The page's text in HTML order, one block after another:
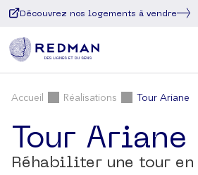
Découvrez nos logements à vendre
Accueil Réalisations Tour Ariane
Tour Ariane
Réhabiliter une tour